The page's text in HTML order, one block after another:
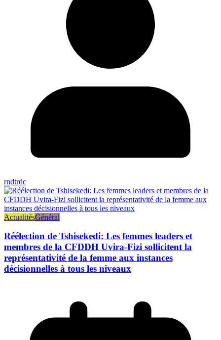
rndtrdc
ActualitésGénéral
Réélection de Tshisekedi: Les femmes leaders et
membres de la CFDDH Uvira-Fizi sollicitent la
représentativité de la femme aux instances
décisionnelles à tous les niveaux